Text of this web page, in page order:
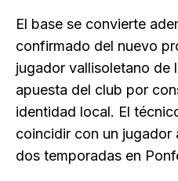
El base se convierte
confirmado del nuevo
jugador vallisoletano de
apuesta del club por
identidad local. El
coincidir con un jugador
dos temporadas en